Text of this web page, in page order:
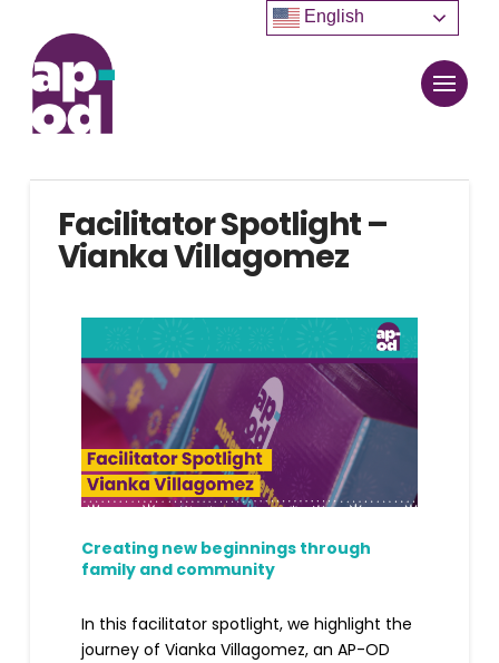
Facilitator Spotlight –
Vianka Villagomez
Creating new beginnings through
family and community
In this facilitator spotlight, we highlight the
journey of Vianka Villagomez, an AP-OD
English